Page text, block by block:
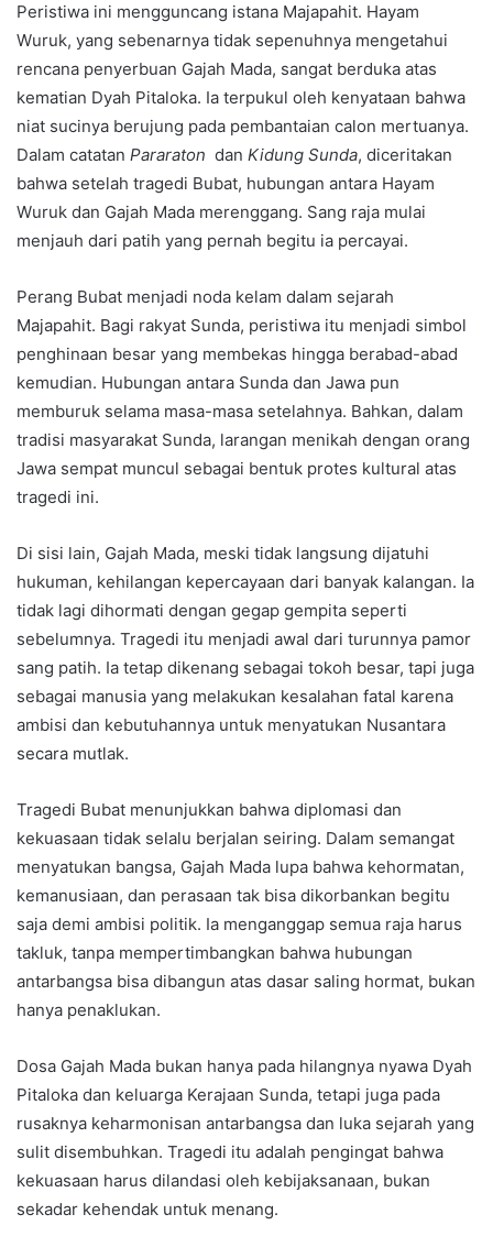
Peristiwa ini mengguncang istana Majapahit. Hayam
Wuruk, yang sebenarnya tidak sepenuhnya mengetahui
rencana penyerbuan Gajah Mada, sangat berduka atas
kematian Dyah Pitaloka. Ia terpukul oleh kenyataan bahwa
niat sucinya berujung pada pembantaian calon mertuanya.
Dalam catatan Pararaton dan Kidung Sunda, diceritakan
bahwa setelah tragedi Bubat, hubungan antara Hayam
Wuruk dan Gajah Mada merenggang. Sang raja mulai
menjauh dari patih yang pernah begitu ia percayai.
Perang Bubat menjadi noda kelam dalam sejarah
Majapahit. Bagi rakyat Sunda, peristiwa itu menjadi simbol
penghinaan besar yang membekas hingga berabad-abad
kemudian. Hubungan antara Sunda dan Jawa pun
memburuk selama masa-masa setelahnya. Bahkan, dalam
tradisi masyarakat Sunda, larangan menikah dengan orang
Jawa sempat muncul sebagai bentuk protes kultural atas
tragedi ini.
Di sisi lain, Gajah Mada, meski tidak langsung dijatuhi
hukuman, kehilangan kepercayaan dari banyak kalangan. Ia
tidak lagi dihormati dengan gegap gempita seperti
sebelumnya. Tragedi itu menjadi awal dari turunnya pamor
sang patih. Ia tetap dikenang sebagai tokoh besar, tapi juga
sebagai manusia yang melakukan kesalahan fatal karena
ambisi dan kebutuhannya untuk menyatukan Nusantara
secara mutlak.
Tragedi Bubat menunjukkan bahwa diplomasi dan
kekuasaan tidak selalu berjalan seiring. Dalam semangat
menyatukan bangsa, Gajah Mada lupa bahwa kehormatan,
kemanusiaan, dan perasaan tak bisa dikorbankan begitu
saja demi ambisi politik. Ia menganggap semua raja harus
takluk, tanpa mempertimbangkan bahwa hubungan
antarbangsa bisa dibangun atas dasar saling hormat, bukan
hanya penaklukan.
Dosa Gajah Mada bukan hanya pada hilangnya nyawa Dyah
Pitaloka dan keluarga Kerajaan Sunda, tetapi juga pada
rusaknya keharmonisan antarbangsa dan luka sejarah yang
sulit disembuhkan. Tragedi itu adalah pengingat bahwa
kekuasaan harus dilandasi oleh kebijaksanaan, bukan
sekadar kehendak untuk menang.